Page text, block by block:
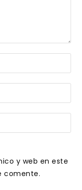
y web en este
comente.